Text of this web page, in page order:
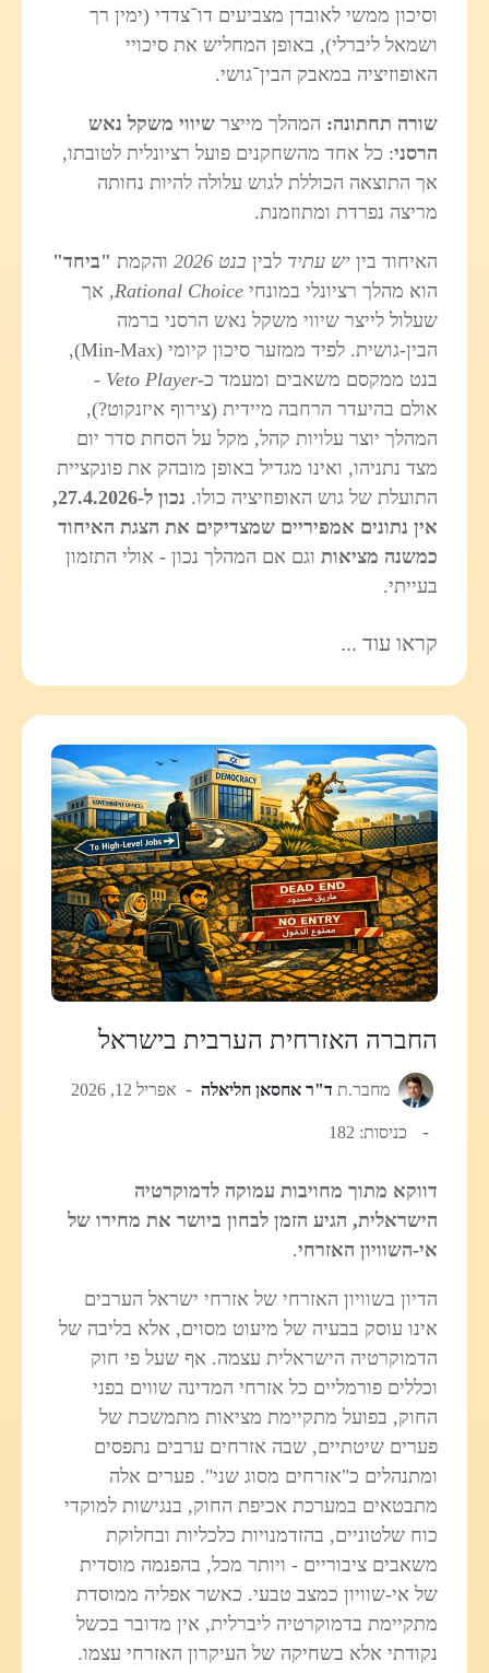
וסיכון ממשי לאובדן מצביעים דו־צדדי (ימין רך
ושמאל ליברלי), באופן המחליש את סיכויי
האופוזיציה במאבק הבין־גושי.
שורה תחתונה: המהלך מייצרשיווי משקל נאש
הרסני: כל אחד מהשחקנים פועל רציונלית לטובתו,
אך התוצאה הכוללת לגוש עלולה להיות נחותה
מריצה נפרדת ומתוזמנת.
האיחוד ביןיש עתיד לבין בנט 2026 והקמת "ביחד"
הוא מהלך רציונלי במונחיRational Choice, אך
שעלול לייצר שיווי משקל נאש הרסני ברמה
הבין‑גושית. לפיד ממזער סיכון קיומי (Min‑Max),
בנט ממקסם משאבים ומעמד כ‑Veto Player
-
אולם בהיעדר הרחבה מיידית (צירוף איזנקוט?),
המהלך יוצר עלויות קהל, מקל על הסחת סדר יום
מצד נתניהו, ואינו מגדיל באופן מובהק את פונקציית
התועלת של גוש האופוזיציה כולו.
נכון ל‑27.4.2026,
אין נתונים אמפיריים שמצדיקים את הצגת האיחוד
כמשנה מציאות וגם אם המהלך נכון - אולי התזמון
בעייתי.
קראו עוד ...
החברה האזרחית הערבית בישראל
מחבר.ת ד"ר אחסאן חליאלה אפריל 12, 2026
כניסות: 182
דווקא מתוך מחויבות עמוקה לדמוקרטיה
הישראלית, הגיע הזמן לבחון ביושר את מחירו של
אי-השוויון האזרחי.
הדיון בשוויון האזרחי של אזרחי ישראל הערבים
אינו עוסק בבעיה של מיעוט מסוים, אלא בליבה של
הדמוקרטיה הישראלית עצמה. אף שעל פי חוק
וכללים פורמליים כל אזרחי המדינה שווים בפני
החוק, בפועל מתקיימת מציאות מתמשכת של
פערים שיטתיים, שבה אזרחים ערבים נתפסים
ומתנהלים כ"אזרחים מסוג שני". פערים אלה
מתבטאים במערכת אכיפת החוק, בנגישות למוקדי
כוח שלטוניים, בהזדמנויות כלכליות ובחלוקת
משאבים ציבוריים - ויותר מכל, בהפנמה מוסדית
של אי‑שוויון כמצב טבעי. כאשר אפליה ממוסדת
מתקיימת בדמוקרטיה ליברלית, אין מדובר בכשל
נקודתי אלא בשחיקה של העיקרון האזרחי עצמו.